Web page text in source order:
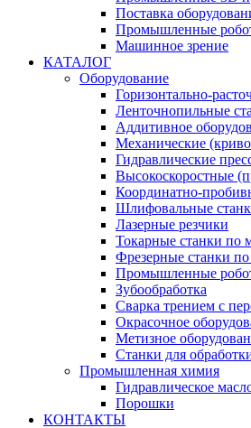
Поставка
Промышленные
Машинное зрение
КАТАЛОГ
Оборудование
Горизонтально-
Ленточнопильные
Аддитивное
Механические
Гидравлические
Высокоскоростные
Координатно-
Шлифовальные
Лазерные резчики
Токарные станки по
Фрезерные станки
Промышленные
Зубообработка
Сварка трением с
Окрасочное
Метизное
Станки для
Промышленная химия
Гидравлическое
Порошки
КОНТАКТЫ